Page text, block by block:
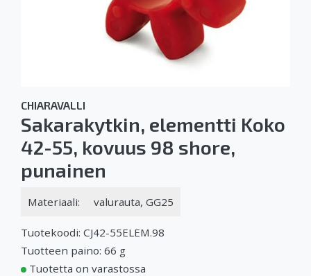
CHIARAVALLI
Sakarakytkin, elementti Koko
42-55, kovuus 98 shore,
punainen
Materiaali: valurauta, GG25
Tuotekoodi: CJ42-55ELEM.98
Tuotteen paino: 66 g
Tuotetta on varastossa